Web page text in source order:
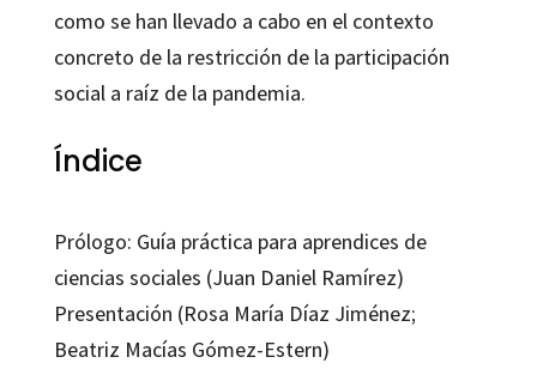
como se han llevado a cabo en el contexto
concreto de la restricción de la participación
social a raíz de la pandemia.
Índice
Prólogo: Guía práctica para aprendices de
ciencias sociales (Juan Daniel Ramírez)
Presentación (Rosa María Díaz Jiménez;
Beatriz Macías Gómez-Estern)